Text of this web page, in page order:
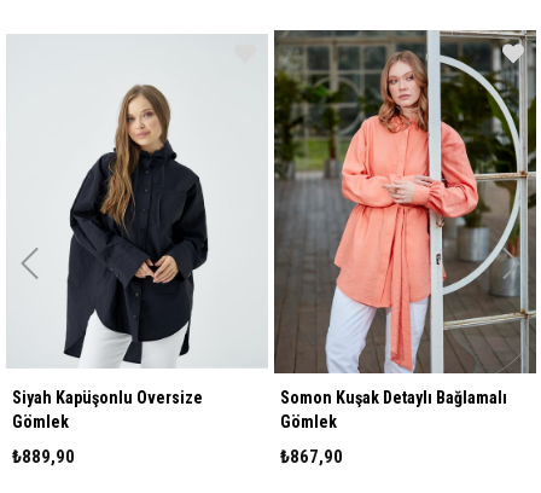
Siyah Kapüşonlu Oversize
Gömlek
₺889,90
Somon Kuşak Detaylı Bağlamalı
Gömlek
₺867,90